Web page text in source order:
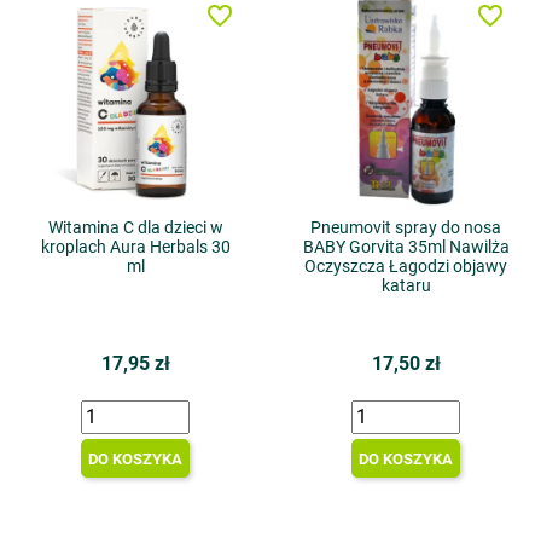
Witamina C dla dzieci w
kroplach Aura Herbals 30
ml
17,95 zł
DO KOSZYKA
favorite_border
Pneumovit spray do nosa
BABY Gorvita 35ml Nawilża
Oczyszcza Łagodzi objawy
kataru
17,50 zł
DO KOSZYKA
favorite_border